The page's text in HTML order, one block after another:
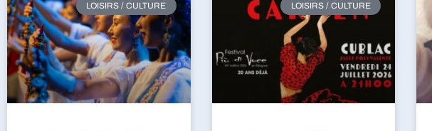
LOISIRS / CULTURE LOISIRS / CULTURE